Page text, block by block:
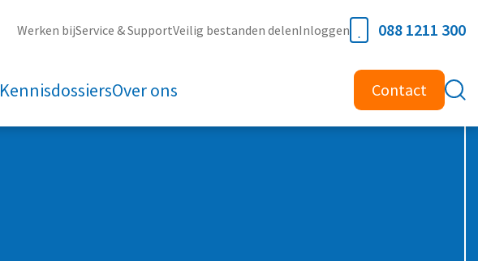
Werken bijService & SupportVeilig bestanden delenInloggen 088 1211 300
KennisdossiersOver ons Contact